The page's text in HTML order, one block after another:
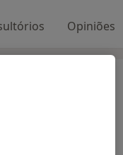
Opiniões